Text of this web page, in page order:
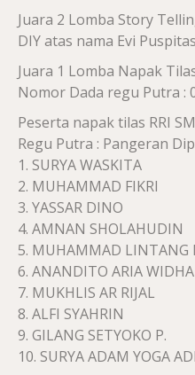
Juara 2 Lomba Story
DIY atas nama Evi
Juara 1 Lomba Napak
Nomor Dada regu Putra :
Peserta napak tilas RRI
Regu Putra : Pangeran
1. SURYA WASKITA
2. MUHAMMAD FIKRI
3. YASSAR DINO
4. AMNAN SHOLAHUDIN
5. MUHAMMAD LINTANG
6. ANANDITO ARIA WIDHA
7. MUKHLIS AR RIJAL
8. ALFI SYAHRIN
9. GILANG SETYOKO P.
10. SURYA ADAM YOGA